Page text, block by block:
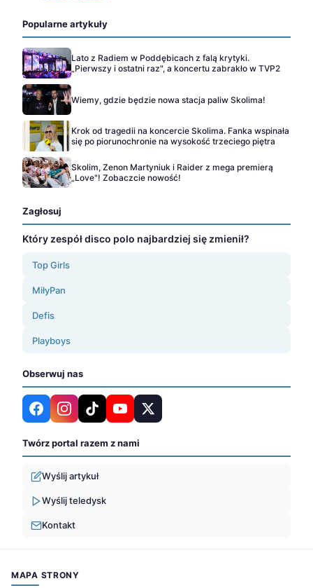
Popularne artykuły
Lato z Radiem w Poddębicach z falą krytyki.
„Pierwszy i ostatni raz", a koncertu zabrakło w TVP2
Wiemy, gdzie będzie nowa stacja paliw Skolima!
Krok od tragedii na koncercie Skolima. Fanka wspinała
się po piorunochronie na wysokość trzeciego piętra
Skolim, Zenon Martyniuk i Raider z mega premierą
„Love"! Zobaczcie nowość!
Zagłosuj
Który zespół disco polo najbardziej się zmienił?
Top Girls
MiłyPan
Defis
Playboys
Obserwuj nas
Twórz portal razem z nami
Wyślij artykuł
Wyślij teledysk
Kontakt
MAPA STRONY